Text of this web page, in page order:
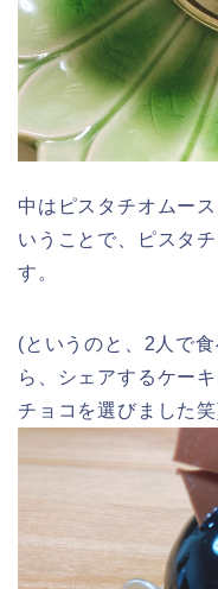
中はピスタチオムー
いうことで、ピスタ
す。
(というのと、2人で
ら、シェアするケー
チョコを選びました